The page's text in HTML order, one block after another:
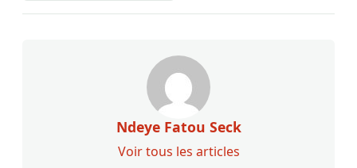
Ndeye Fatou Seck
Voir tous les articles